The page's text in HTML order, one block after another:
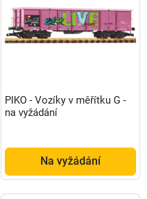
PIKO - Vozíky v měřítku G -
na vyžádání
Na vyžádání